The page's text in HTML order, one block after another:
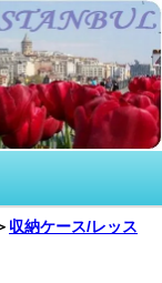
収納ケース/レッス